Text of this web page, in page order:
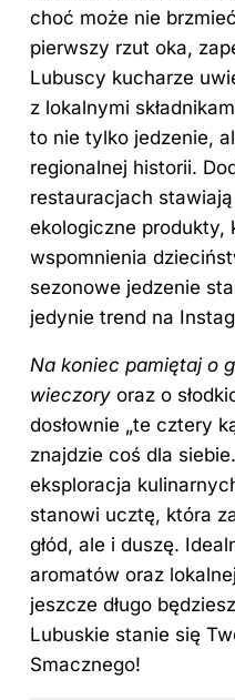
choć może nie
pierwszy rzut oka,
Lubuscy kucharze
z lokalnymi
to nie tylko jedzenie,
regionalnej historii.
restauracjach
ekologiczne produkty,
wspomnienia
sezonowe jedzenie
jedynie trend na
Na koniec pamiętaj o
wieczory oraz o
dosłownie „te cztery
znajdzie coś dla
eksploracja
stanowi ucztę, która
głód, ale i duszę.
aromatów oraz
jeszcze długo
Lubuskie stanie się
Smacznego!